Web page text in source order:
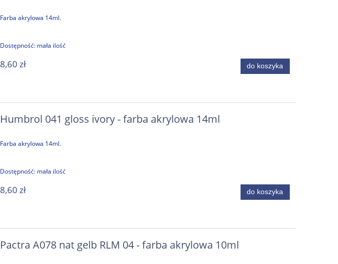
Farba akrylowa 14ml.
Dostępność: mała ilość
8,60 zł do koszyka
Humbrol 041 gloss ivory - farba akrylowa 14ml
Farba akrylowa 14ml.
Dostępność: mała ilość
8,60 zł do koszyka
Pactra A078 nat gelb RLM 04 - farba akrylowa 10ml